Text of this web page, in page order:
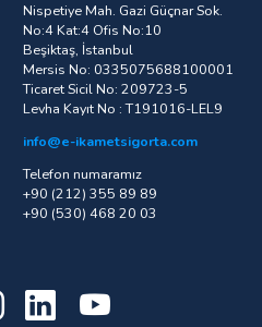
Nispetiye Mah. Gazi Güçnar Sok.
No:4 Kat:4 Ofis No:10
Beşiktaş, İstanbul
Mersis No: 0335075688100001
Ticaret Sicil No: 209723-5
Levha Kayıt No : T191016-LEL9
info@e-ikametsigorta.com
Telefon numaramız
+90 (212) 355 89 89
+90 (530) 468 20 03